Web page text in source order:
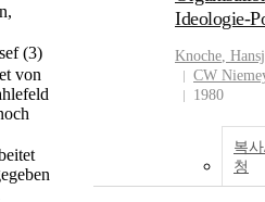
(3)
von
Ideologie-
Knoche,
CW
1980
복
청